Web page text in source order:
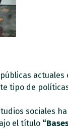
actuales
tipo de
sociales
el título